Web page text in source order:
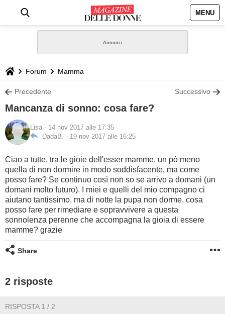
MENU
STILE
DEFINIZIONI
GASTRONOMIA
CAPELLI
SESSO
BAMBINO
Forum Mamma
Precedente Successivo
Mancanza di sonno: cosa fare?
Lisa - 14 nov 2017 alle 17:35
DadaB. - 19 nov 2017 alle 16:25
Ciao a tutte, tra le gioie dell'esser mamme, un pò meno
quella di non dormire in modo soddisfacente, ma come
posso fare? Se continuo così non so se arrivo a domani (un
domani molto futuro). I miei e quelli del mio compagno ci
aiutano tantissimo, ma di notte la pupa non dorme, cosa
posso fare per rimediare e sopravvivere a questa
sonnolenza perenne che accompagna la gioia di essere
mamme? grazie
Share
2 risposte
RISPOSTA 1 / 2